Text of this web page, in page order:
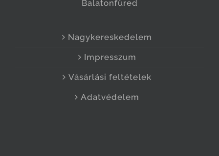
Nagykereskedelem
Impresszum
Vásárlási feltételek
Adatvédelem